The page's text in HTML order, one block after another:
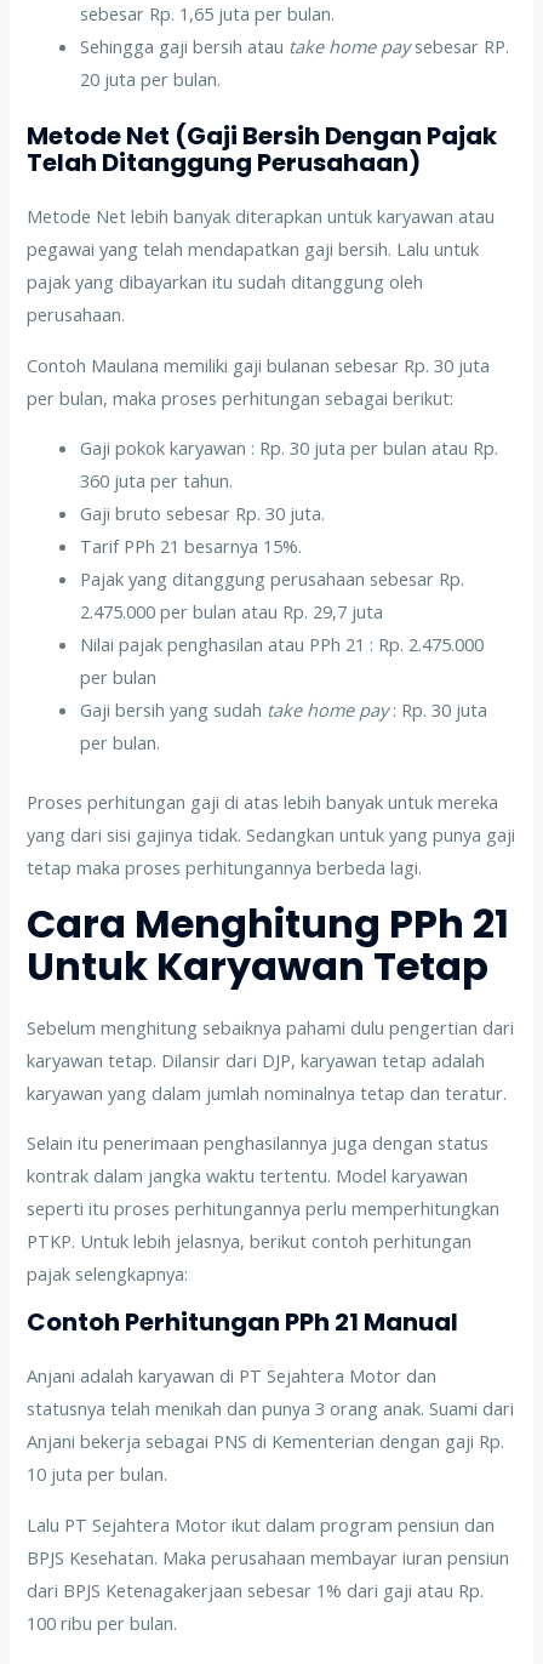
sebesar Rp. 1,65 juta per bulan.
Sehingga gaji bersih atau take home paysebesar RP.
20 juta per bulan.
Metode Net (Gaji Bersih Dengan Pajak
Telah Ditanggung Perusahaan)
Metode Net lebih banyak diterapkan untuk karyawan atau
pegawai yang telah mendapatkan gaji bersih. Lalu untuk
pajak yang dibayarkan itu sudah ditanggung oleh
perusahaan.
Contoh Maulana memiliki gaji bulanan sebesar Rp. 30 juta
per bulan, maka proses perhitungan sebagai berikut:
Gaji pokok karyawan : Rp. 30 juta per bulan atau Rp.
360 juta per tahun.
Gaji bruto sebesar Rp. 30 juta.
Tarif PPh 21 besarnya 15%.
Pajak yang ditanggung perusahaan sebesar Rp.
2.475.000 per bulan atau Rp. 29,7 juta
Nilai pajak penghasilan atau PPh 21 : Rp. 2.475.000
per bulan
Gaji bersih yang sudah take home pay: Rp. 30 juta
per bulan.
Proses perhitungan gaji di atas lebih banyak untuk mereka
yang dari sisi gajinya tidak. Sedangkan untuk yang punya gaji
tetap maka proses perhitungannya berbeda lagi.
Cara Menghitung PPh 21
Untuk Karyawan Tetap
Sebelum menghitung sebaiknya pahami dulu pengertian dari
karyawan tetap. Dilansir dari DJP, karyawan tetap adalah
karyawan yang dalam jumlah nominalnya tetap dan teratur.
Selain itu penerimaan penghasilannya juga dengan status
kontrak dalam jangka waktu tertentu. Model karyawan
seperti itu proses perhitungannya perlu memperhitungkan
PTKP. Untuk lebih jelasnya, berikut contoh perhitungan
pajak selengkapnya:
Contoh Perhitungan PPh 21 Manual
Anjani adalah karyawan di PT Sejahtera Motor dan
statusnya telah menikah dan punya 3 orang anak. Suami dari
Anjani bekerja sebagai PNS di Kementerian dengan gaji Rp.
10 juta per bulan.
Lalu PT Sejahtera Motor ikut dalam program pensiun dan
BPJS Kesehatan. Maka perusahaan membayar iuran pensiun
dari BPJS Ketenagakerjaan sebesar 1% dari gaji atau Rp.
100 ribu per bulan.